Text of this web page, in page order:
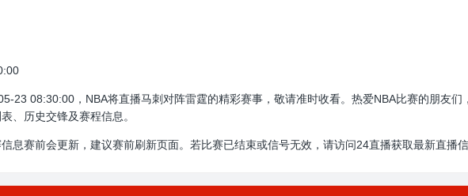
23 08:30:00，NBA将直播马刺对阵雷霆的精彩赛事，敬请准时收看。热爱NBA比赛的朋友
、历史交锋及赛程信息。
息赛前会更新，建议赛前刷新页面。若比赛已结束或信号无效，请访问24直播获取最新直播信